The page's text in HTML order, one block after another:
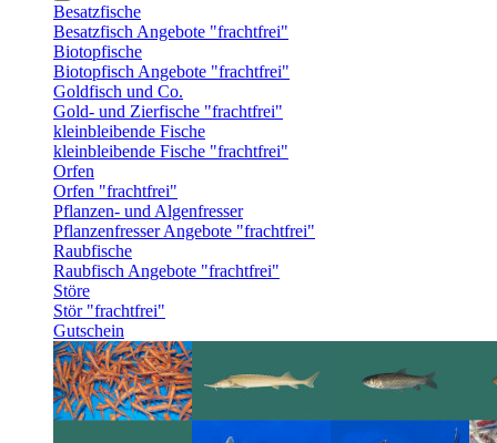
Besatzfische
Besatzfisch Angebote "frachtfrei"
Biotopfische
Biotopfisch Angebote "frachtfrei"
Goldfisch und Co.
Gold- und Zierfische "frachtfrei"
kleinbleibende Fische
kleinbleibende Fische "frachtfrei"
Orfen
Orfen "frachtfrei"
Pflanzen- und Algenfresser
Pflanzenfresser Angebote "frachtfrei"
Raubfische
Raubfisch Angebote "frachtfrei"
Störe
Stör "frachtfrei"
Gutschein